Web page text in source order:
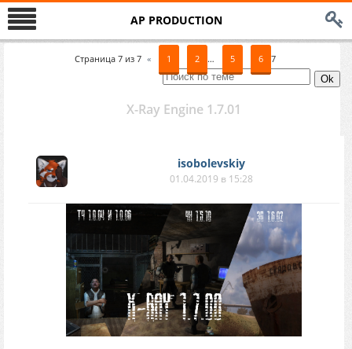
AP PRODUCTION
Страница 7из 7 « 1 2 … 5 6 7
X-Ray Engine 1.7.01
isobolevskiy
01.04.2019 в 15:28